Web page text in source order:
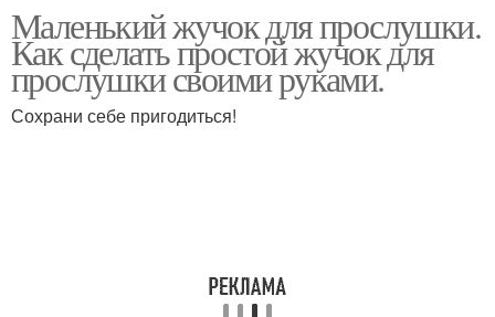
Маленький жучок для прослушки.
Как сделать простой жучок для
прослушки своими руками.
Сохрани себе пригодиться!